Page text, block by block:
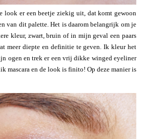
look er een beetje ziekig uit, dat komt gewoon
van dit palette. Het is daarom belangrijk om je
kleur, zwart, bruin of in mijn geval een paars
meer diepte en definitie te geven. Ik kleur het
ogen en trek er een vrij dikke winged eyeliner
mascara en de look is finito! Op deze manier is